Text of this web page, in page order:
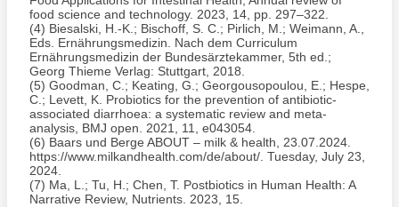
food science and technology. 2023, 14, pp. 297–322.
(4) Biesalski, H.-K.; Bischoff, S. C.; Pirlich, M.; Weimann, A.,
Eds. Ernährungsmedizin. Nach dem Curriculum
Ernährungsmedizin der Bundesärztekammer, 5th ed.;
Georg Thieme Verlag: Stuttgart, 2018.
(5) Goodman, C.; Keating, G.; Georgousopoulou, E.; Hespe,
C.; Levett, K. Probiotics for the prevention of antibiotic-
associated diarrhoea: a systematic review and meta-
analysis, BMJ open. 2021, 11, e043054.
(6) Baars und Berge ABOUT – milk & health, 23.07.2024.
https://www.milkandhealth.com/de/about/. Tuesday, July 23,
2024.
(7) Ma, L.; Tu, H.; Chen, T. Postbiotics in Human Health: A
Narrative Review, Nutrients. 2023, 15.